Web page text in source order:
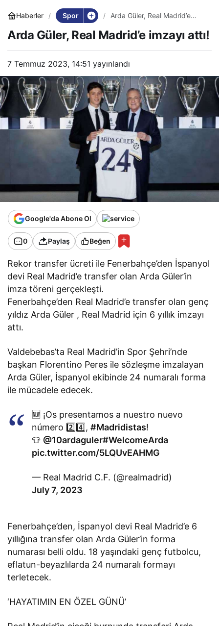
Haberler Spor
Arda Güler, Real Madrid’e
Arda Güler, Real Madrid’e imzayı attı!
7 Temmuz 2023, 14:51 yayınlandı
Google'da Abone Ol
0 Paylaş Beğen
Rekor transfer ücreti ile Fenerbahçe’den İspanyol
devi Real Madrid’e transfer olan Arda Güler’in
imza töreni gerçekleşti.
Fenerbahçe’den Real Madrid’e transfer olan genç
yıldız Arda Güler , Real Madrid için 6 yıllık imzayı
attı.
Valdebebas’ta Real Madrid’in Spor Şehri’nde
başkan Florentino Peres ile sözleşme imzalayan
Arda Güler, İspanyol ekibinde 24 numaralı forma
ile mücadele edecek.
🆕 ¡Os presentamos a nuestro nuevo
número 2️⃣4️⃣,#Madridistas!
👕 @10ardaguler#WelcomeArda
pic.twitter.com/5LQUvEAHMG
— Real Madrid C.F. (@realmadrid)
July 7, 2023
Fenerbahçe’den, İspanyol devi Real Madrid’e 6
yıllığına transfer olan Arda Güler’in forma
numarası belli oldu. 18 yaşındaki genç futbolcu,
eflatun-beyazlılarda 24 numaralı formayı
terletecek.
‘HAYATIMIN EN ÖZEL GÜNÜ’